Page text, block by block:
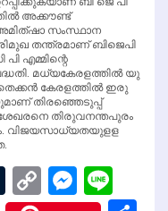
അക്കൗണ്ട്
സംസ്ഥാന
തന്ത്രമാണ് ബിജെപി
എമ്മിന്റെ
മധ്യകേരളത്തില്‍ യു
കേരളത്തില്‍ ഇരു
തിരഞ്ഞെടുപ്പ്
തിരുവനന്തപുരം
വിജയസാധ്യതയുളള
Tumblr
Copy